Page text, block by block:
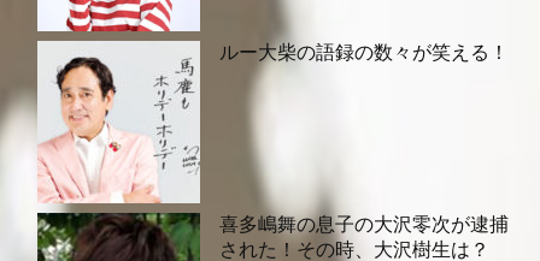
ルー大柴の語録の数々が笑える！
喜多嶋舞の息子の大沢零次が逮捕
された！その時、大沢樹生は？